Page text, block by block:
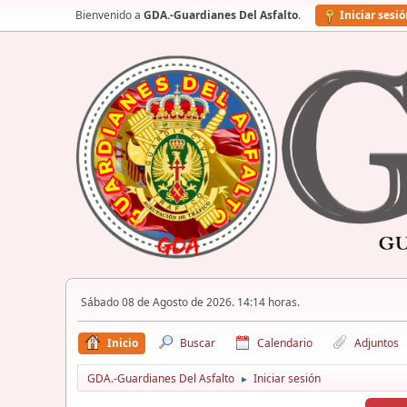
Bienvenido a GDA.-Guardianes Del Asfalto. Iniciar
Sábado 08 de Agosto de 2026. 14:14 horas.
Inicio Buscar Calendario Adjuntos
GDA.-Guardianes Del Asfalto ► Iniciar sesión